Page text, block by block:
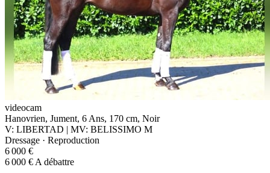
videocam
Hanovrien, Jument, 6 Ans, 170 cm, Noir
V: LIBERTAD | MV: BELISSIMO M
Dressage · Reproduction
6 000 €
6 000 € A débattre